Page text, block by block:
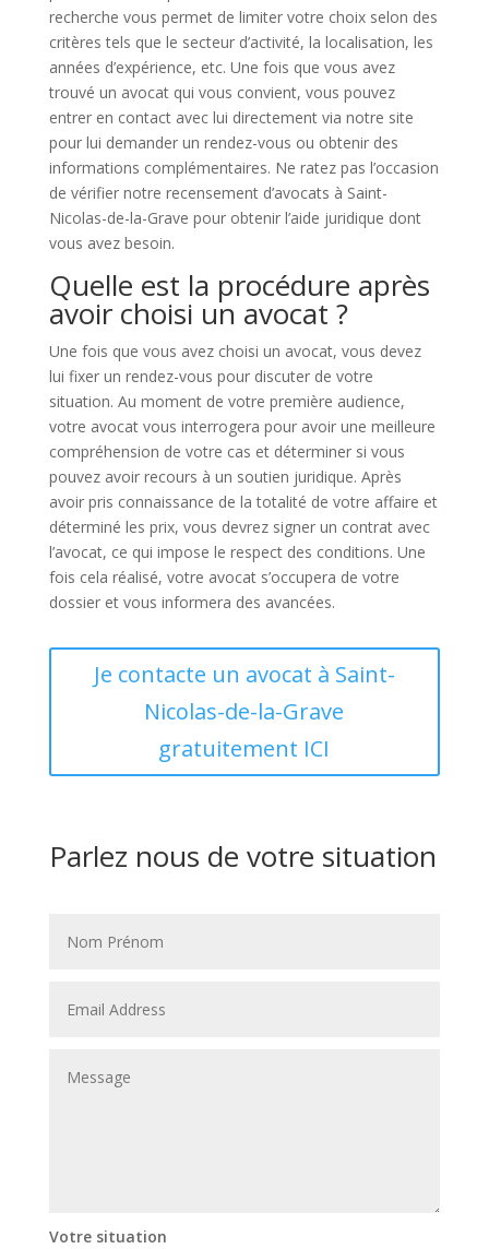
recherche vous permet de limiter votre choix selon des
critères tels que le secteur d’activité, la localisation, les
années d’expérience, etc. Une fois que vous avez
trouvé un avocat qui vous convient, vous pouvez
entrer en contact avec lui directement via notre site
pour lui demander un rendez-vous ou obtenir des
informations complémentaires. Ne ratez pas l’occasion
de vérifier notre recensement d’avocats à Saint-
Nicolas-de-la-Grave pour obtenir l’aide juridique dont
vous avez besoin.
Quelle est la procédure après
avoir choisi un avocat ?
Une fois que vous avez choisi un avocat, vous devez
lui fixer un rendez-vous pour discuter de votre
situation. Au moment de votre première audience,
votre avocat vous interrogera pour avoir une meilleure
compréhension de votre cas et déterminer si vous
pouvez avoir recours à un soutien juridique. Après
avoir pris connaissance de la totalité de votre affaire et
déterminé les prix, vous devrez signer un contrat avec
l’avocat, ce qui impose le respect des conditions. Une
fois cela réalisé, votre avocat s’occupera de votre
dossier et vous informera des avancées.
Je contacte un avocat à Saint-
Nicolas-de-la-Grave
gratuitement ICI
Parlez nous de votre situation
Votre situation